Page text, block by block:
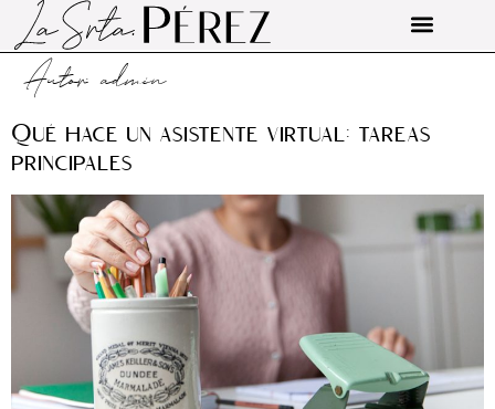
Autor: admin
Qué hace un asistente virtual: tareas
principales